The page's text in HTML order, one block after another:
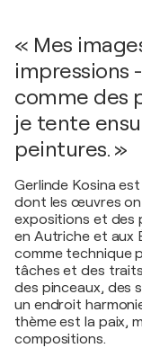
« Mes
impressions
comme des
je tente
peintures. »
Gerlinde Kosina
dont les œuvres
expositions et des
en Autriche et aux
comme technique
tâches et des
des pinceaux, des
un endroit
thème est la paix,
compositions.